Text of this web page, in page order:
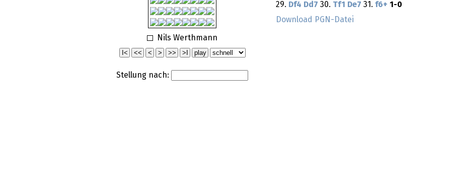
Nils Werthmann
Stellung nach:
29. Df4 Dd7 30. Tf1 De7 31. f6+ 1-0
Download PGN-Datei